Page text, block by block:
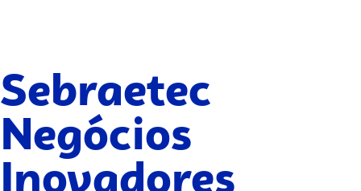
Sebraetec
Negócios